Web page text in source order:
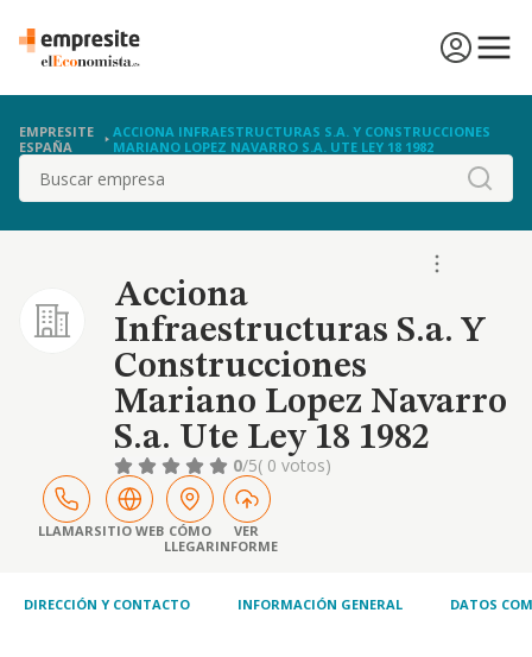
EMPRESITE
ESPAÑA
ACCIONA INFRAESTRUCTURAS S.A. Y CONSTRUCCIONES
MARIANO LOPEZ NAVARRO S.A. UTE LEY 18 1982
Buscar
Acciona
Infraestructuras S.a. Y
Construcciones
Mariano Lopez Navarro
S.a. Ute Ley 18 1982
0/5( 0 votos)
LLAMARSITIO WEB CÓMO
LLEGAR
VER
INFORME
DIRECCIÓN Y CONTACTO INFORMACIÓN GENERAL DATOS